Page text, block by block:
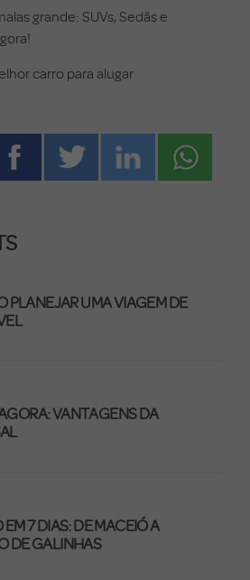
grande: SUVs, Sedãs e
carro para alugar
PLANEJAR UMA VIAGEM DE
VANTAGENS DA
7 DIAS: DE MACEIÓ A
DE GALINHAS